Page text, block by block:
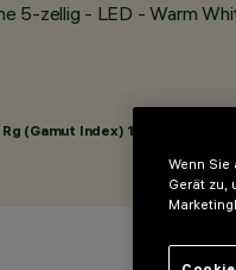
5-zellig - LED - Warm
(Gamut Index) 102
Wenn
Gerät zu,